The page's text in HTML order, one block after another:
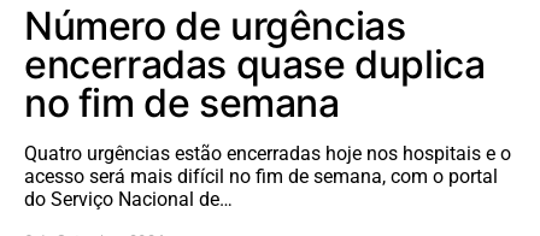
Número de urgências
encerradas quase duplica
no fim de semana
Quatro urgências estão encerradas hoje nos hospitais e o
acesso será mais difícil no fim de semana, com o portal
do Serviço Nacional de…